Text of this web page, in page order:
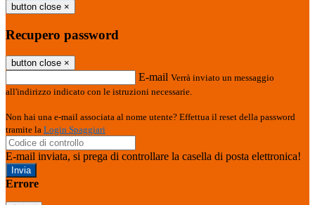
button close ×
Recupero password
button close ×
E-mail Verrà inviato un messaggio
all'indirizzo indicato con le istruzioni necessarie.
Non hai una e-mail associata al nome utente? Effettua il reset della password
tramite la Login Spaggiari
E-mail inviata, si prega di controllare la casella di posta elettronica!
Errore